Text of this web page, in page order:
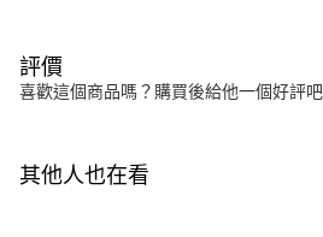
評價
喜歡這個商品嗎？購買後給他一個好評吧
其他人也在看